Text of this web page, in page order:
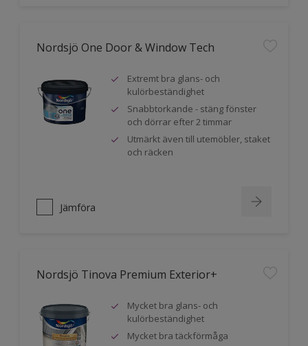
Nordsjö One Door & Window Tech
Extremt bra glans- och
kulörbeständighet
Snabbtorkande - stäng fönster
och dörrar efter 2 timmar
Utmärkt även till utemöbler, staket
och räcken
Jämföra
Nordsjö Tinova Premium Exterior+
Mycket bra glans- och
kulörbeständighet
Mycket bra täckförmåga